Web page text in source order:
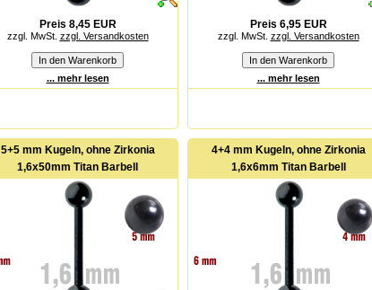
Preis 8,45 EUR
zzgl. MwSt. zzgl. Versandkosten
... mehr lesen
Preis 6,95 EUR
zzgl. MwSt. zzgl. Versandkosten
... mehr lesen
5+5 mm Kugeln, ohne Zirkonia
1,6x50mm Titan Barbell
4+4 mm Kugeln, ohne Zirkonia
1,6x6mm Titan Barbell